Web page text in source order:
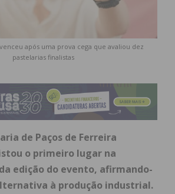
após uma prova cega que avaliou dez
pastelarias finalistas
de Paços de Ferreira
o primeiro lugar na
edição do evento, afirmando-
à produção industrial.